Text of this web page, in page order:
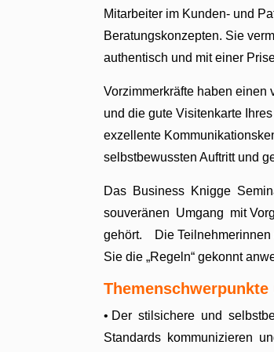
Mitarbeiter im Kunden- und
Beratungskonzepten. Sie
authentisch und mit einer
Vorzimmerkräfte haben einen
und die gute Visitenkarte
exzellente
selbstbewussten Auftritt und
Das Business Knigge
souveränen Umgang mit
gehört. Die
Sie die „Regeln“ gekonnt
• Der stilsichere und
Standards kommunizieren